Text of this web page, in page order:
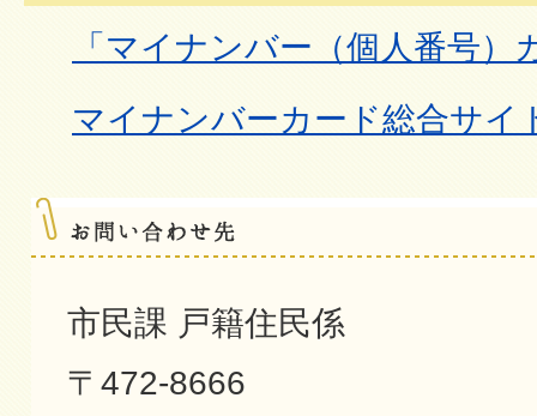
「マイナンバー（個人番号）
マイナンバーカード総合サイ
市民課 戸籍住民係
〒472-8666